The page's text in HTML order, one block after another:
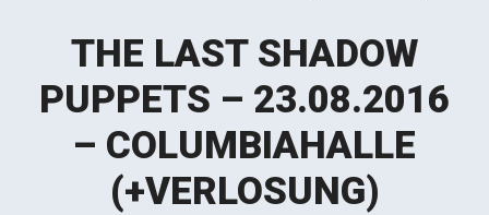
THE LAST SHADOW
PUPPETS – 23.08.2016
– COLUMBIAHALLE
(+VERLOSUNG)